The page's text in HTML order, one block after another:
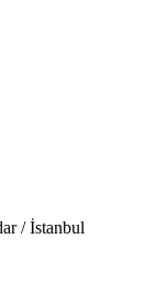
/ İstanbul